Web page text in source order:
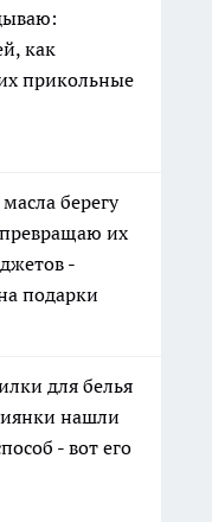
как
прикольные
берегу
их
-
подарки
для белья
нашли
- вот его